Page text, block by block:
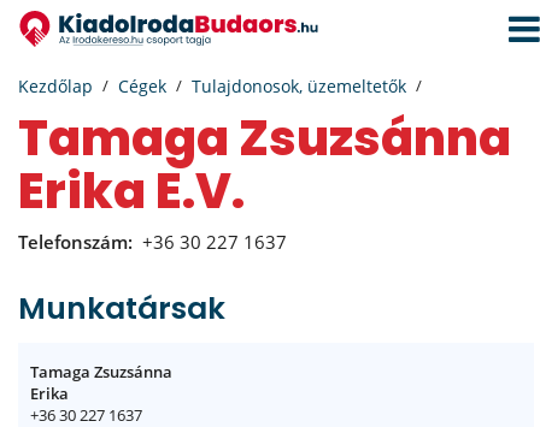
Kezdőlap Cégek Tulajdonosok, üzemeltetők
Tamaga Zsuzsánna
Erika E.V.
Telefonszám: +36 30 227 1637
Munkatársak
Tamaga Zsuzsánna
Erika
+36 30 227 1637